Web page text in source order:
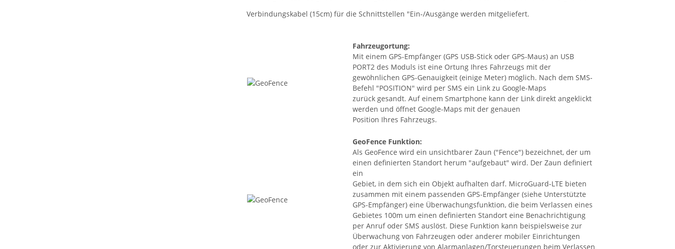
Verbindungskabel (15cm) für die Schnittstellen "Ein-/Ausgänge werden mitgeliefert.
Fahrzeugortung:
Mit einem GPS-Empfänger (GPS USB-Stick oder GPS-Maus) an USB
PORT2 des Moduls ist eine Ortung Ihres Fahrzeugs mit der
gewöhnlichen GPS-Genauigkeit (einige Meter) möglich. Nach dem SMS-
Befehl "POSITION" wird per SMS ein Link zu Google-Maps
zurück gesandt. Auf einem Smartphone kann der Link direkt angeklickt
werden und öffnet Google-Maps mit der genauen
Position Ihres Fahrzeugs.
GeoFence Funktion:
Als GeoFence wird ein unsichtbarer Zaun ("Fence") bezeichnet, der um
einen definierten Standort herum "aufgebaut" wird. Der Zaun definiert
ein
Gebiet, in dem sich ein Objekt aufhalten darf. MicroGuard-LTE bieten
zusammen mit einem passenden GPS-Empfänger (siehe Unterstützte
GPS-Empfänger) eine Überwachungsfunktion, die beim Verlassen eines
Gebietes 100m um einen definierten Standort eine Benachrichtigung
per Anruf oder SMS auslöst. Diese Funktion kann beispielsweise zur
Überwachung von Fahrzeugen oder anderer mobiler Einrichtungen
oder zur Aktivierung von Alarmanlagen/Torsteuerungen beim Verlassen